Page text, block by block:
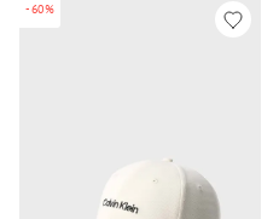
-60%